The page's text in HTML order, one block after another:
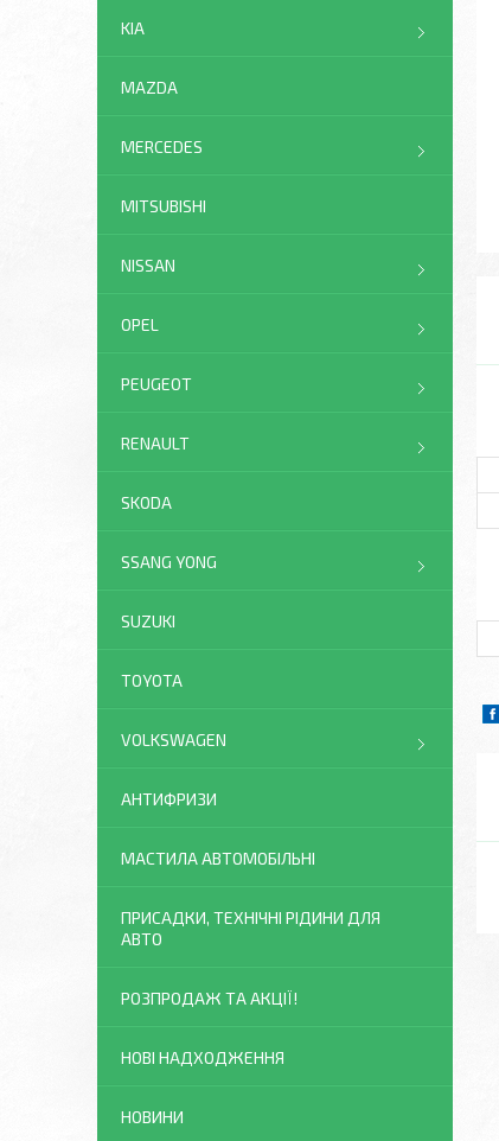
KIA
MAZDA
MERCEDES
MITSUBISHI
NISSAN
OPEL
PEUGEOT
RENAULT
SKODA
SSANG YONG
SUZUKI
TOYOTA
VOLKSWAGEN
АНТИФРИЗИ
МАСТИЛА АВТОМОБІЛЬНІ
ПРИСАДКИ, ТЕХНІЧНІ РІДИНИ ДЛЯ
АВТО
РОЗПРОДАЖ ТА АКЦІЇ!
НОВІ НАДХОДЖЕННЯ
НОВИНИ